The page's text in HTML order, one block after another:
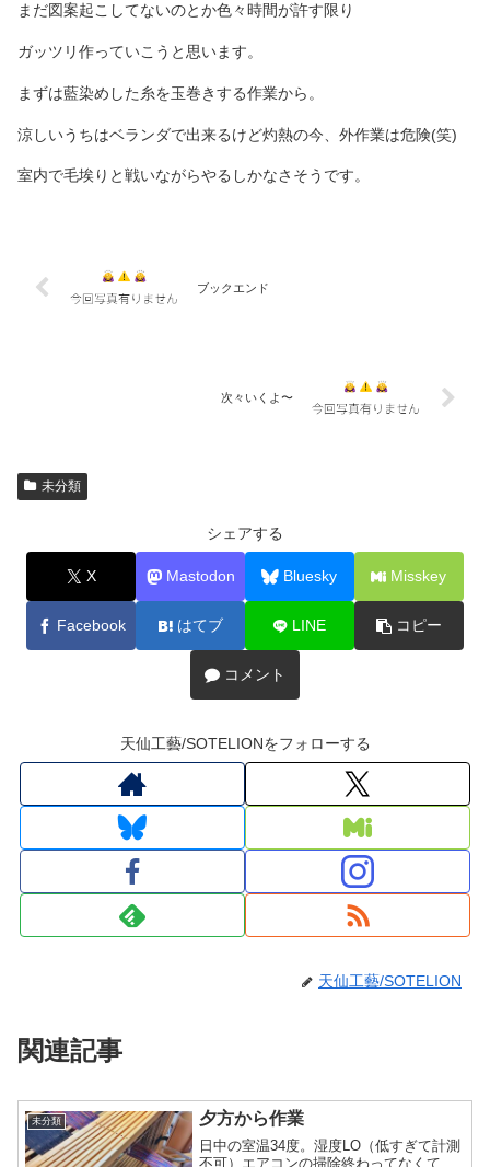
まだ図案起こしてないのとか色々時間が許す限り
ガッツリ作っていこうと思います。
まずは藍染めした糸を玉巻きする作業から。
涼しいうちはベランダで出来るけど灼熱の今、外作業は危険(笑)
室内で毛埃りと戦いながらやるしかなさそうです。
ブックエンド
次々いくよ〜
未分類
シェアする
X Mastodon Bluesky Misskey
Facebook はてブ LINE コピー
コメント
天仙工藝/SOTELIONをフォローする
天仙工藝/SOTELION
関連記事
未分類 夕方から作業
日中の室温34度。湿度LO（低すぎて計測
不可）エアコンの掃除終わってなくて、